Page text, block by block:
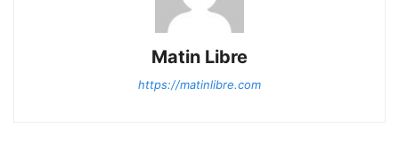
Matin Libre
https://matinlibre.com